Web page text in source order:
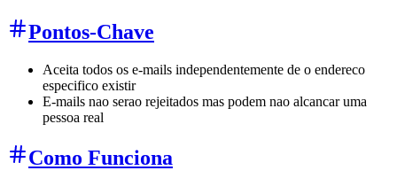
Pontos-Chave
Aceita todos os e-mails independentemente de o endereco
especifico existir
E-mails nao serao rejeitados mas podem nao alcancar uma
pessoa real
Como Funciona